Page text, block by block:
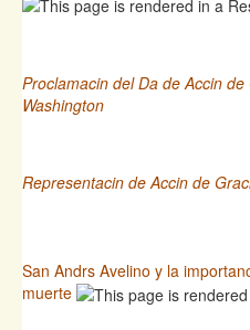
Proclamacin del Da de Accin
Washington
Representacin de Accin de
San Andrs Avelino y la
muerte